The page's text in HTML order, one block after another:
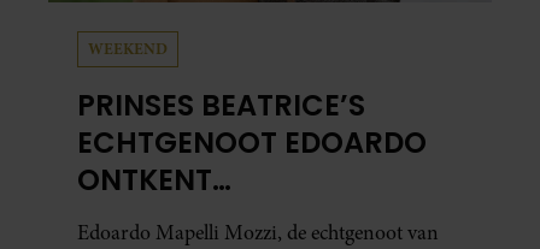
WEEKEND
PRINSES BEATRICE’S
ECHTGENOOT EDOARDO
ONTKENT
HUWELIJKSPROBLEMEN
Edoardo Mapelli Mozzi, de echtgenoot van